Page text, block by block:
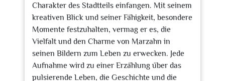
Charakter des Stadtteils einfangen. Mit seinem
kreativen Blick und seiner Fähigkeit, besondere
Momente festzuhalten, vermag er es, die
Vielfalt und den Charme von Marzahn in
seinen Bildern zum Leben zu erwecken. Jede
Aufnahme wird zu einer Erzählung über das
pulsierende Leben, die Geschichte und die